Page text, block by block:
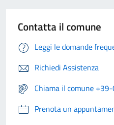
Contatta il comune
Leggi le domande
Richiedi Assistenza
Chiama il comune
Prenota un